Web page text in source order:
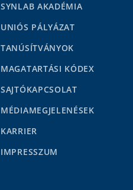
SYNLAB AKADÉMIA
UNIÓS PÁLYÁZAT
TANÚSÍTVÁNYOK
MAGATARTÁSI KÓDEX
SAJTÓKAPCSOLAT
MÉDIAMEGJELENÉSEK
KARRIER
IMPRESSZUM